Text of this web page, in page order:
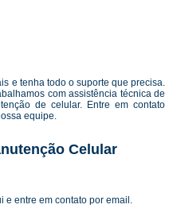
e tenha todo o suporte que precisa.
com assistência técnica de
de celular. Entre em contato
equipe.
Celular
e entre em contato por email.